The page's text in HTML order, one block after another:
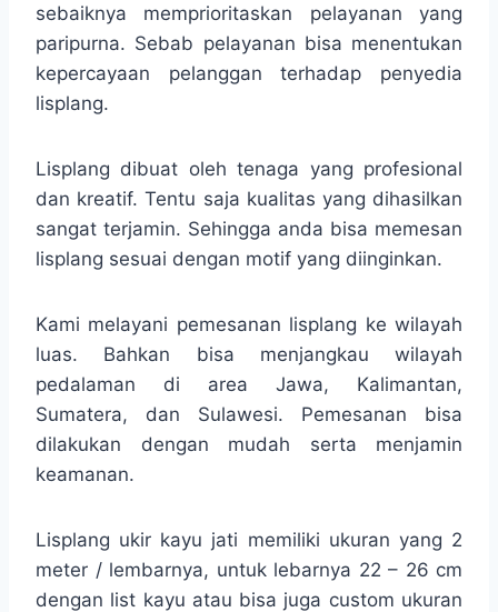
sebaiknya memprioritaskan pelayanan yang
paripurna. Sebab pelayanan bisa menentukan
kepercayaan pelanggan terhadap penyedia
lisplang.
Lisplang dibuat oleh tenaga yang profesional
dan kreatif. Tentu saja kualitas yang dihasilkan
sangat terjamin. Sehingga anda bisa memesan
lisplang sesuai dengan motif yang diinginkan.
Kami melayani pemesanan lisplang ke wilayah
luas. Bahkan bisa menjangkau wilayah
pedalaman di area Jawa, Kalimantan,
Sumatera, dan Sulawesi. Pemesanan bisa
dilakukan dengan mudah serta menjamin
keamanan.
Lisplang ukir kayu jati memiliki ukuran yang 2
meter / lembarnya, untuk lebarnya 22 – 26 cm
dengan list kayu atau bisa juga custom ukuran